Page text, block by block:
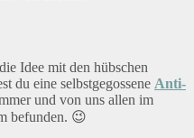
Idee mit den hübschen
du eine selbstgegossene Anti-
und von uns allen im
befunden. 😉